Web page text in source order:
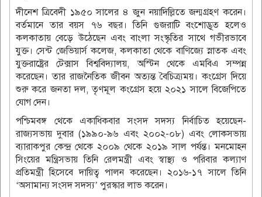
দীনেশ ত্রিবেদী ১৯৫০ সালের ৪ জুন নয়াদিল্লিতে জন্মগ্রহণ করেন।
বর্তমানে তার বয়স ৭৬ বছর। তিনি গুজরাটি বংশোদ্ভূত হলেও
কলকাতায় বেড়ে উঠেছেন এবং বাংলা সংস্কৃতির সাথে গভীরভাবে
যুক্ত। সেন্ট জেভিয়ার্স কলেজ, কলকাতা থেকে বাণিজ্যে স্নাতক এবং
যুক্তরাষ্ট্রের টেক্সাস বিশ্ববিদ্যালয়, অস্টিন থেকে এমবিএ সম্পন্ন
করেছেন। তার রাজনৈতিক জীবন অত্যন্ত বৈচিত্র্যময়। কংগ্রেস দিয়ে
শুরু করে জনতা দল, তৃণমূল কংগ্রেস হয়ে ২০২১ সালে বিজেপিতে
যোগ দেন।
পশ্চিমবঙ্গ থেকে একাধিকবার সংসদ সদস্য নির্বাচিত হয়েছেন-
রাজ্যসভায় দুবার (১৯৯০-৯৬ এবং ২০০২-০৮) এবং লোকসভায়
ব্যারাকপুর কেন্দ্র থেকে ২০০৯ থেকে ২০১৯ সাল পর্যন্ত। মনমোহন
সিংয়ের মন্ত্রিসভায় তিনি রেলমন্ত্রী এবং স্বাস্থ্য ও পরিবার কল্যাণ
প্রতিমন্ত্রী হিসেবে দায়িত্ব পালন করেছেন। ২০১৬-১৭ সালে তিনি
‘অসামান্য সংসদ সদস্য’ পুরস্কার লাভ করেন।